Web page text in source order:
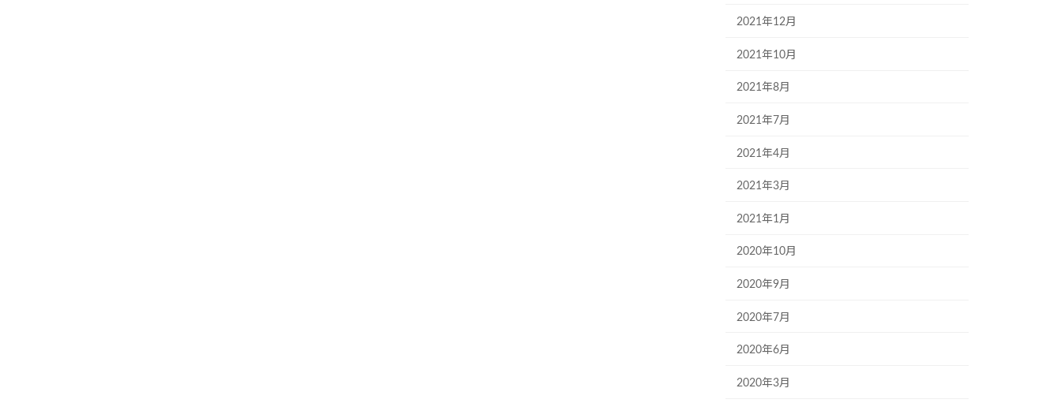
2021年12月
2021年10月
2021年8月
2021年7月
2021年4月
2021年3月
2021年1月
2020年10月
2020年9月
2020年7月
2020年6月
2020年3月